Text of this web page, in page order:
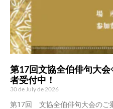
第17回文協全伯俳句大
者受付中！
30 de July de 2026
第17回 文協全伯俳句大会のご